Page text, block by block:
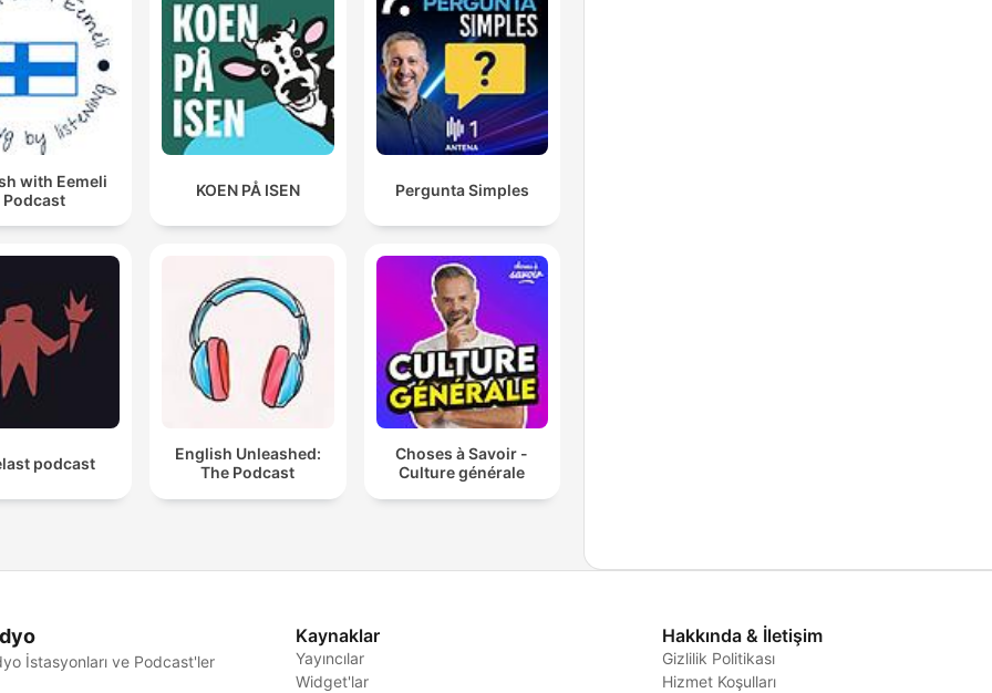
with Eemeli
Podcast
KOEN PÅ ISEN Pergunta Simples
podcast
English Unleashed:
The Podcast
Choses à Savoir -
Culture générale
İstasyonları ve Podcast'ler
Kaynaklar
Yayıncılar
Widget'lar
Hakkında & İletişim
Gizlilik Politikası
Hizmet Koşulları